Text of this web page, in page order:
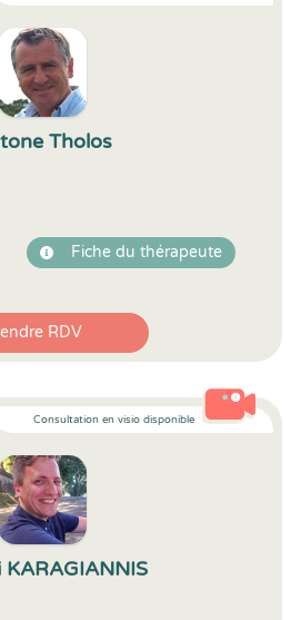
Tholos
Fiche du thérapeute
RDV
Consultation en visio disponible